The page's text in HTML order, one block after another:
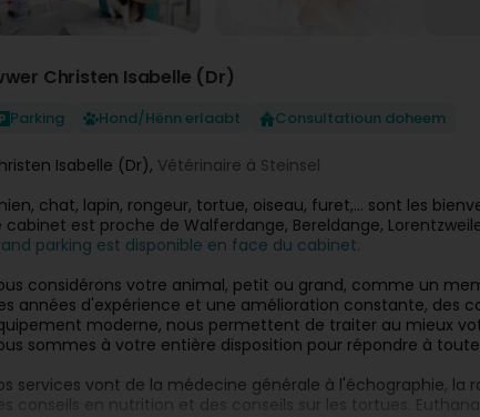
Christen Isabelle (Dr)
Parking Hond/Hënn erlaabt Consultatioun doheem
Isabelle (Dr), Vétérinaire à Steinsel
chat, lapin, rongeur, tortue, oiseau, furet,... sont les
cabinet est proche de Walferdange, Bereldange,
parking est disponible en face du cabinet.
considérons votre animal, petit ou grand, comme un
années d'expérience et une amélioration constante, des
moderne, nous permettent de traiter au mieux
sommes à votre entière disposition pour répondre à
services vont de la médecine générale à l'échographie, la
conseils en nutrition et des conseils sur les tortues.